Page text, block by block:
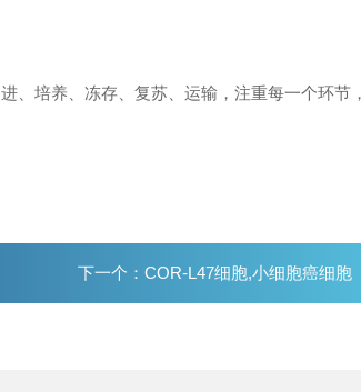
、培养、冻存、复苏、运输，注重每一个环节
下一个： COR-L47细胞,小细胞癌细胞